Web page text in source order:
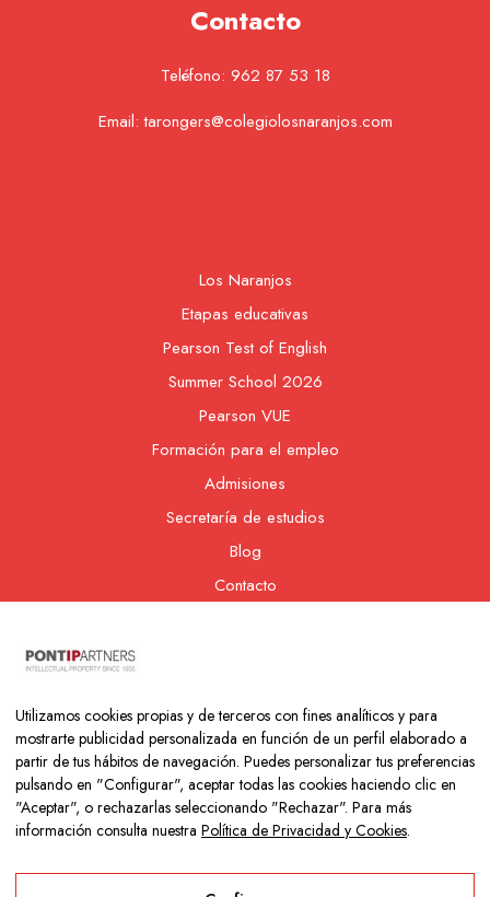
Contacto
Teléfono: 962 87 53 18
Email:tarongers@colegiolosnaranjos.com
Los Naranjos
Etapas educativas
Pearson Test of English
Summer School 2026
Pearson VUE
Formación para el empleo
Admisiones
Secretaría de estudios
Blog
Contacto
Copyright © 2026 Colegio Los Naranjos | Hecho con mucho amor
porNeurona Digital
Utilizamos cookies propias y de terceros con fines analíticos y para
mostrarte publicidad personalizada en función de un perfil elaborado a
partir de tus hábitos de navegación. Puedes personalizar tus preferencias
pulsando en "Configurar", aceptar todas las cookies haciendo clic en
"Aceptar", o rechazarlas seleccionando "Rechazar". Para más
información consulta nuestra Política de Privacidad y Cookies.